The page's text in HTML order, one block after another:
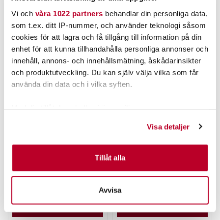
Vi och våra 1022 partners behandlar din personliga data,
som t.ex. ditt IP-nummer, och använder teknologi såsom
cookies för att lagra och få tillgång till information på din
enhet för att kunna tillhandahålla personliga annonser och
innehåll, annons- och innehållsmätning, åskådarinsikter
och produktutveckling. Du kan själv välja vilka som får
använda din data och i vilka syften.
Identifiera din enhet genom att aktivt skanna den för
specifika kännetecken (fingeravtryck)
Ta reda på mer om hur dina personliga uppgifter
Du kan ändra eller dra tillbaka ditt samtycke när som
helst från cookie-förklaringen.
Visa detaljer
Tillåt alla
Avvisa
ANDRA TITTADE OCKSÅ PÅ
DRENNAN DRIFT BEATER
48,00 krTidigare pris:
75,00 kr
75,00 kr
LÄS MER
Tävlingsflöte Serie B 3st str
75,00 krTidigare pris:
99,00 kr
99,00 kr
LÄS MER